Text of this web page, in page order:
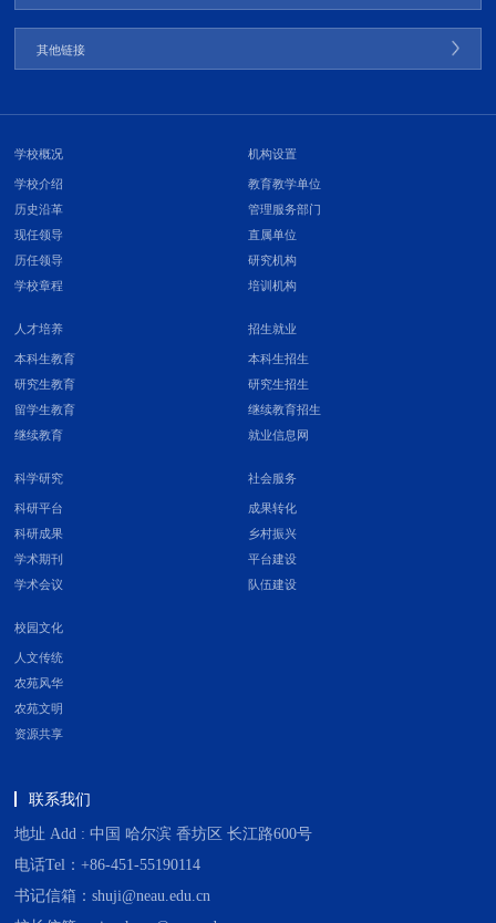
其他链接
学校概况
学校介绍
历史沿革
现任领导
历任领导
学校章程
机构设置
教育教学单位
管理服务部门
直属单位
研究机构
培训机构
人才培养
本科生教育
研究生教育
留学生教育
继续教育
招生就业
本科生招生
研究生招生
继续教育招生
就业信息网
科学研究
科研平台
科研成果
学术期刊
学术会议
社会服务
成果转化
乡村振兴
平台建设
队伍建设
校园文化
人文传统
农苑风华
农苑文明
资源共享
联系我们
地址 Add : 中国 哈尔滨 香坊区 长江路600号
电话Tel：+86-451-55190114
书记信箱：shuji@neau.edu.cn